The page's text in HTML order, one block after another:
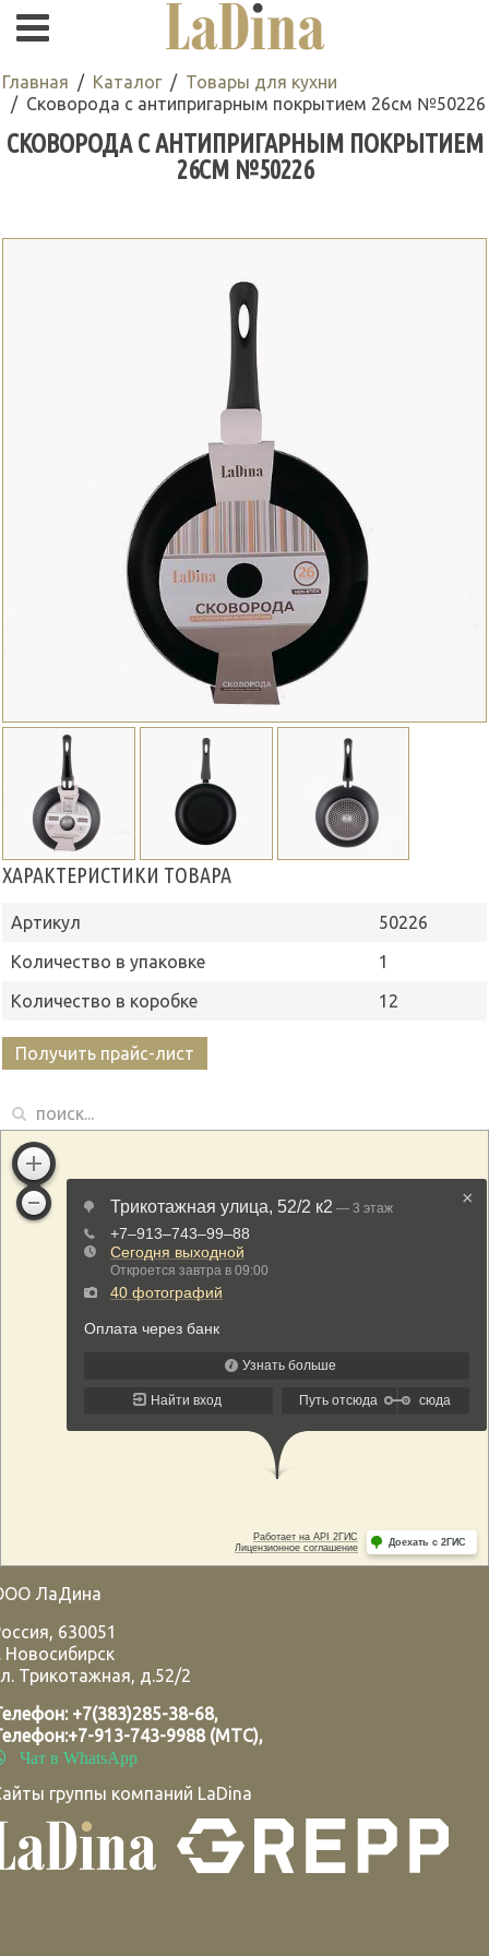
Главная Каталог
Товары для кухни
Сковорода с антипригарным покрытием 26см №50226
СКОВОРОДА С АНТИПРИГАРНЫМ ПОКРЫТИЕМ
26СМ №50226
ХАРАКТЕРИСТИКИ ТОВАРА
Артикул
50226
Количество в упаковке
1
Количество в коробке
12
Получить прайс-лист
ЛаДина
, 630051
Новосибирск
Трикотажная, д.52/2
+7(383)285-38-68,
+7-913-743-9988 (МТС),
Чат в WhatsApp
группы компаний LaDina